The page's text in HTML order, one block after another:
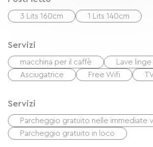
3 Lits 160cm 1 Lits 140cm
Servizi
macchina per il caffè
Lave linge
Asciugatrice
Free Wifi
Servizi
Parcheggio gratuito nelle immediate
Parcheggio gratuito in loco